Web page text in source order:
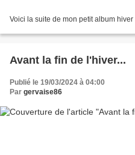
Voici la suite de mon petit album hiver
Avant la fin de l'hiver...
Publié le 19/03/2024 à 04:00
Par gervaise86